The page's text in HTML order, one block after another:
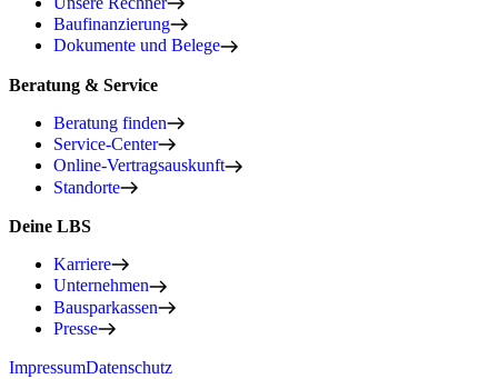
Baufinanzierung
Dokumente und Belege
Beratung & Service
Beratung finden
Service-Center
Online-Vertragsauskunft
Standorte
Deine LBS
Karriere
Unternehmen
Bausparkassen
Presse
ImpressumDatenschutz